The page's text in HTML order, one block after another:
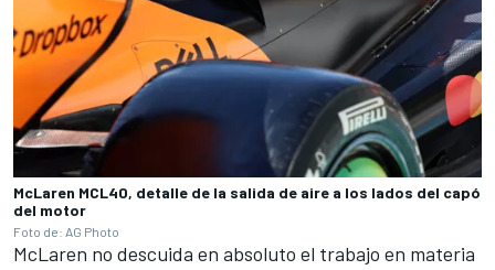
McLaren MCL40, detalle de la salida de aire a los lados del capó
del motor
Foto de: AG Photo
McLaren no descuida en absoluto el trabajo en materia